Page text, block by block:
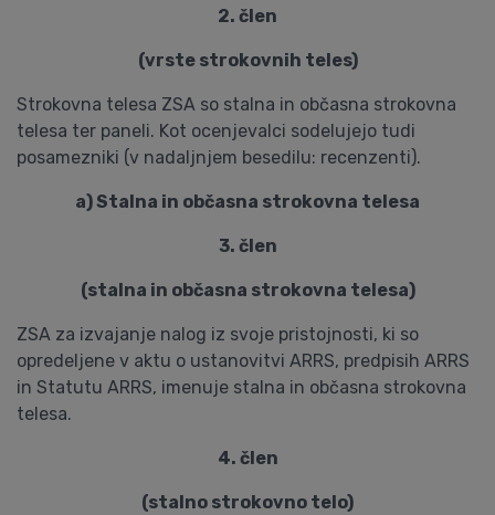
2. člen
(vrste strokovnih teles)
Strokovna telesa ZSA so stalna in občasna strokovna
telesa ter paneli. Kot ocenjevalci sodelujejo tudi
posamezniki (v nadaljnjem besedilu: recenzenti).
a) Stalna in občasna strokovna telesa
3. člen
(stalna in občasna strokovna telesa)
ZSA za izvajanje nalog iz svoje pristojnosti, ki so
opredeljene v aktu o ustanovitvi ARRS, predpisih ARRS
in Statutu ARRS, imenuje stalna in občasna strokovna
telesa.
4. člen
(stalno strokovno telo)